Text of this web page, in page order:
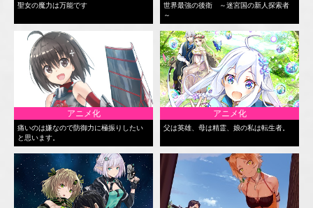
聖女の魔力は万能です
世界最強の後衛 ～迷宮国の新人探索者
～
アニメ化
痛いのは嫌なので防御力に極振りしたい
と思います。
アニメ化
父は英雄、母は精霊、娘の私は転生者。